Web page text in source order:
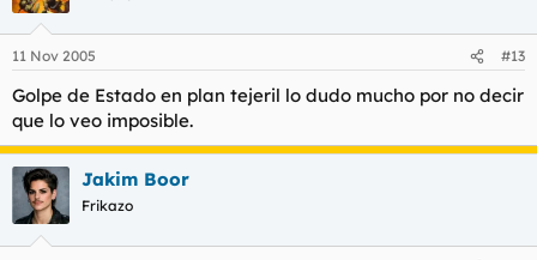
11 Nov 2005 #13
Golpe de Estado en plan tejeril lo dudo mucho por no decir
que lo veo imposible.
Jakim Boor
Frikazo